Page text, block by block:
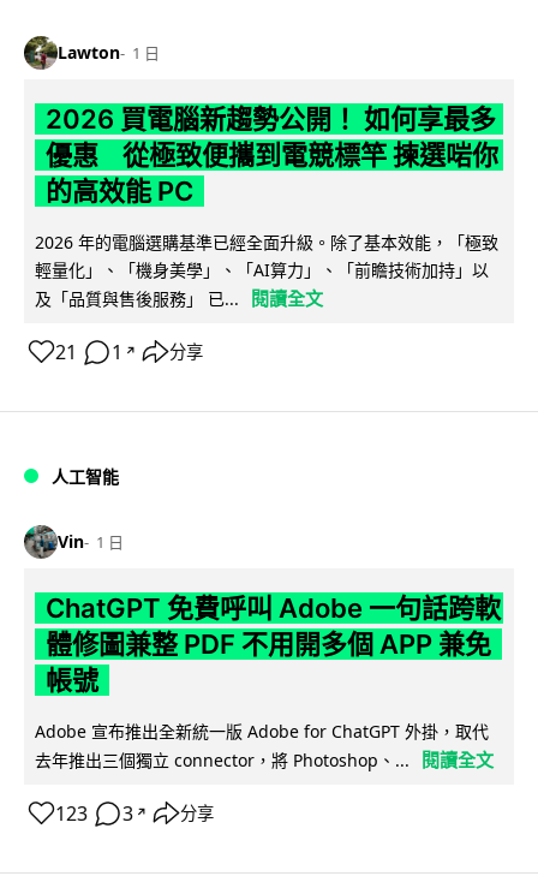
Lawton 1 日
2026 買電腦新趨勢公開！ 如何享最多
優惠 從極致便攜到電競標竿 揀選啱你
的高效能 PC
2026 年的電腦選購基準已經全面升級。除了基本效能，「極致
輕量化」、「機身美學」、「AI算力」、「前瞻技術加持」以
及「品質與售後服務」 已...
閱讀全文
21 1 ↗ 分享
人工智能
Vin 1 日
ChatGPT 免費呼叫 Adobe 一句話跨軟
體修圖兼整 PDF 不用開多個 APP 兼免
帳號
Adobe 宣布推出全新統一版 Adobe for ChatGPT 外掛，取代
去年推出三個獨立 connector，將 Photoshop、...
閱讀全文
123 3 ↗ 分享